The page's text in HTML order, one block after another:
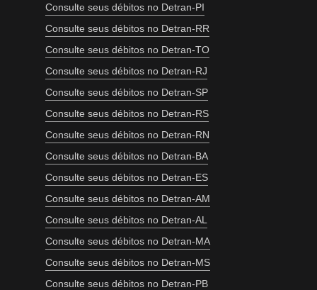
Consulte seus débitos no Detran-PI
Consulte seus débitos no Detran-RR
Consulte seus débitos no Detran-TO
Consulte seus débitos no Detran-RJ
Consulte seus débitos no Detran-SP
Consulte seus débitos no Detran-RS
Consulte seus débitos no Detran-RN
Consulte seus débitos no Detran-BA
Consulte seus débitos no Detran-ES
Consulte seus débitos no Detran-AM
Consulte seus débitos no Detran-AL
Consulte seus débitos no Detran-MA
Consulte seus débitos no Detran-MS
Consulte seus débitos no Detran-PB